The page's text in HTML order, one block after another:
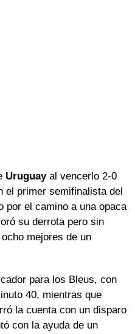
Uruguayal vencerlo 2-0
el primer semifinalista del
por el camino a una opaca
su derrota pero sin
mejores de un
para los Bleus, con
40, mientras que
la cuenta con un disparo
con la ayuda de un